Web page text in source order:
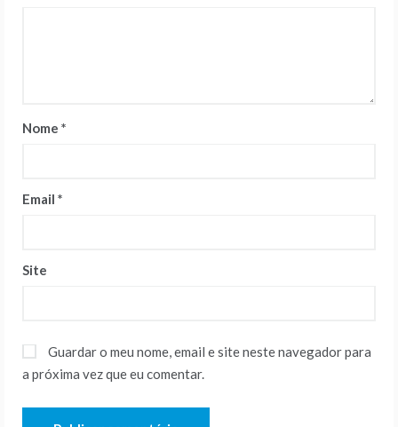
Nome *
Email *
Site
Guardar o meu nome, email e site neste navegador para
a próxima vez que eu comentar.